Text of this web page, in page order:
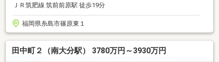
ＪＲ筑肥線 筑前前原駅 徒歩19分
福岡県糸島市篠原東１
田中町２（南大分駅） 3780万円～3930万円